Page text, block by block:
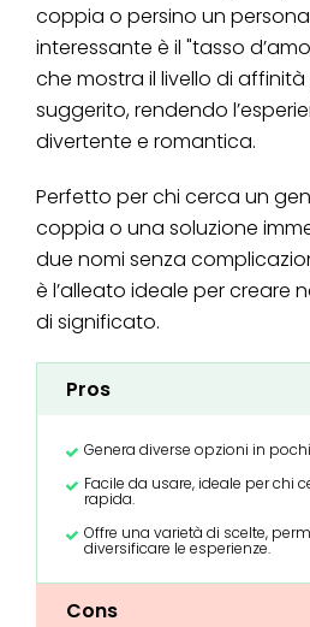
coppia o persino un
interessante è il "tasso
che mostra il livello di
suggerito, rendendo
divertente e romantica.
Perfetto per chi cerca un
coppia o una soluzione
due nomi senza
è l’alleato ideale per creare
di significato.
Pros
Genera diverse opzioni in
Facile da usare, ideale per chi
rapida.
Offre una varietà di scelte,
diversificare le esperienze.
Cons